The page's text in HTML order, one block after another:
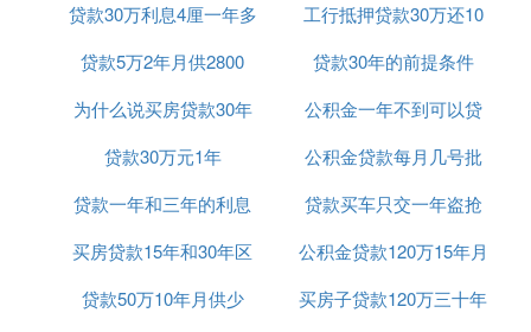
cin>>m;
cout<<"用户姓名："<
for(intp=0;p<=79;p)
cout<<"正确？（Y/N）";
cin>>b;
期限
多少钱
贷款30万利息4厘一年多
少钱
工行抵押贷款30万还10
年
贷款5万2年月供2800
贷款30年的前提条件
为什么说买房贷款30年
好
公积金一年不到可以贷
款吗
贷款30万元1年
公积金贷款每月几号批
贷款一年和三年的利息
是多少钱
贷款买车只交一年盗抢
险可以吗
买房贷款15年和30年区
别
公积金贷款120万15年月
供多少钱
贷款50万10年月供少
买房子贷款120万三十年